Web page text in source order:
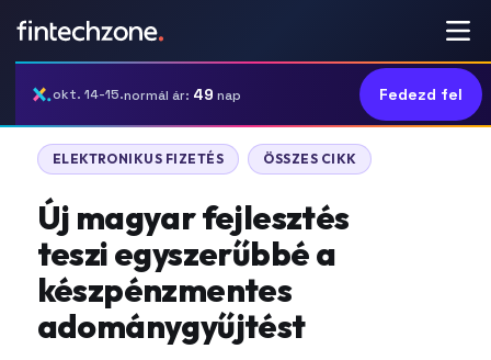
okt. 14-15.normál ár: 49 nap Fedezd fel
ELEKTRONIKUS FIZETÉS ÖSSZES CIKK
Új magyar fejlesztés
teszi egyszerűbbé a
készpénzmentes
adománygyűjtést